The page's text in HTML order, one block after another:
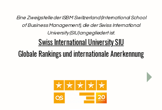
Eine Zweigstelle der ISBM Switzerland (International School
of Business Management), die der Swiss International
University (SIU) angegliedert ist.
Swiss International University SIU
Globale Rankings und internationale Anerkennung